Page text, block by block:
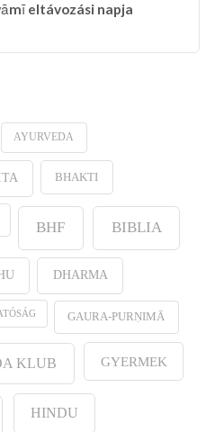
eltávozási napja
AYURVEDA
BHAKTI
BHF BIBLIA
DHARMA
GAURA-PURṆIMĀ
KLUB GYERMEK
HINDU